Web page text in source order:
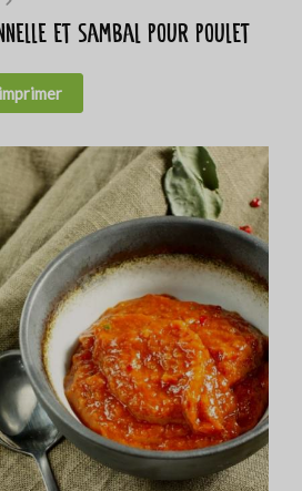
et sambal pour poulet